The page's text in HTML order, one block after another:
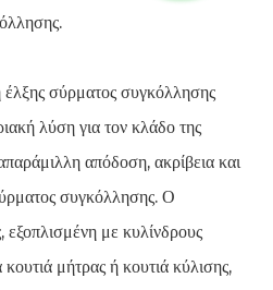
σύρματος συγκόλλησης
λύση για τον κλάδο της
απόδοση, ακρίβεια και
συγκόλλησης. Ο
εξοπλισμένη με κυλίνδρους
μήτρας ή κουτιά κύλισης,